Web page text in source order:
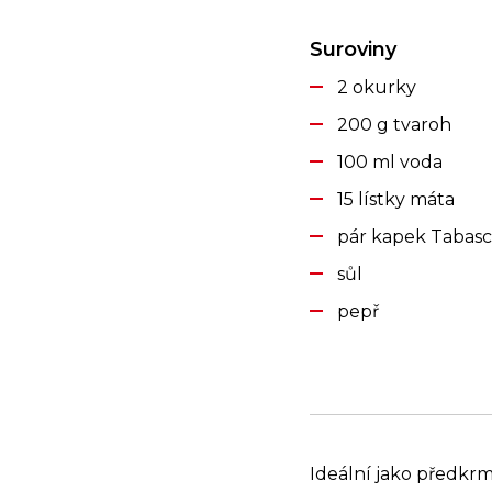
Suroviny
2 okurky
200 g tvaroh
100 ml voda
15 lístky máta
pár kapek
sůl
pepř
Ideální jako